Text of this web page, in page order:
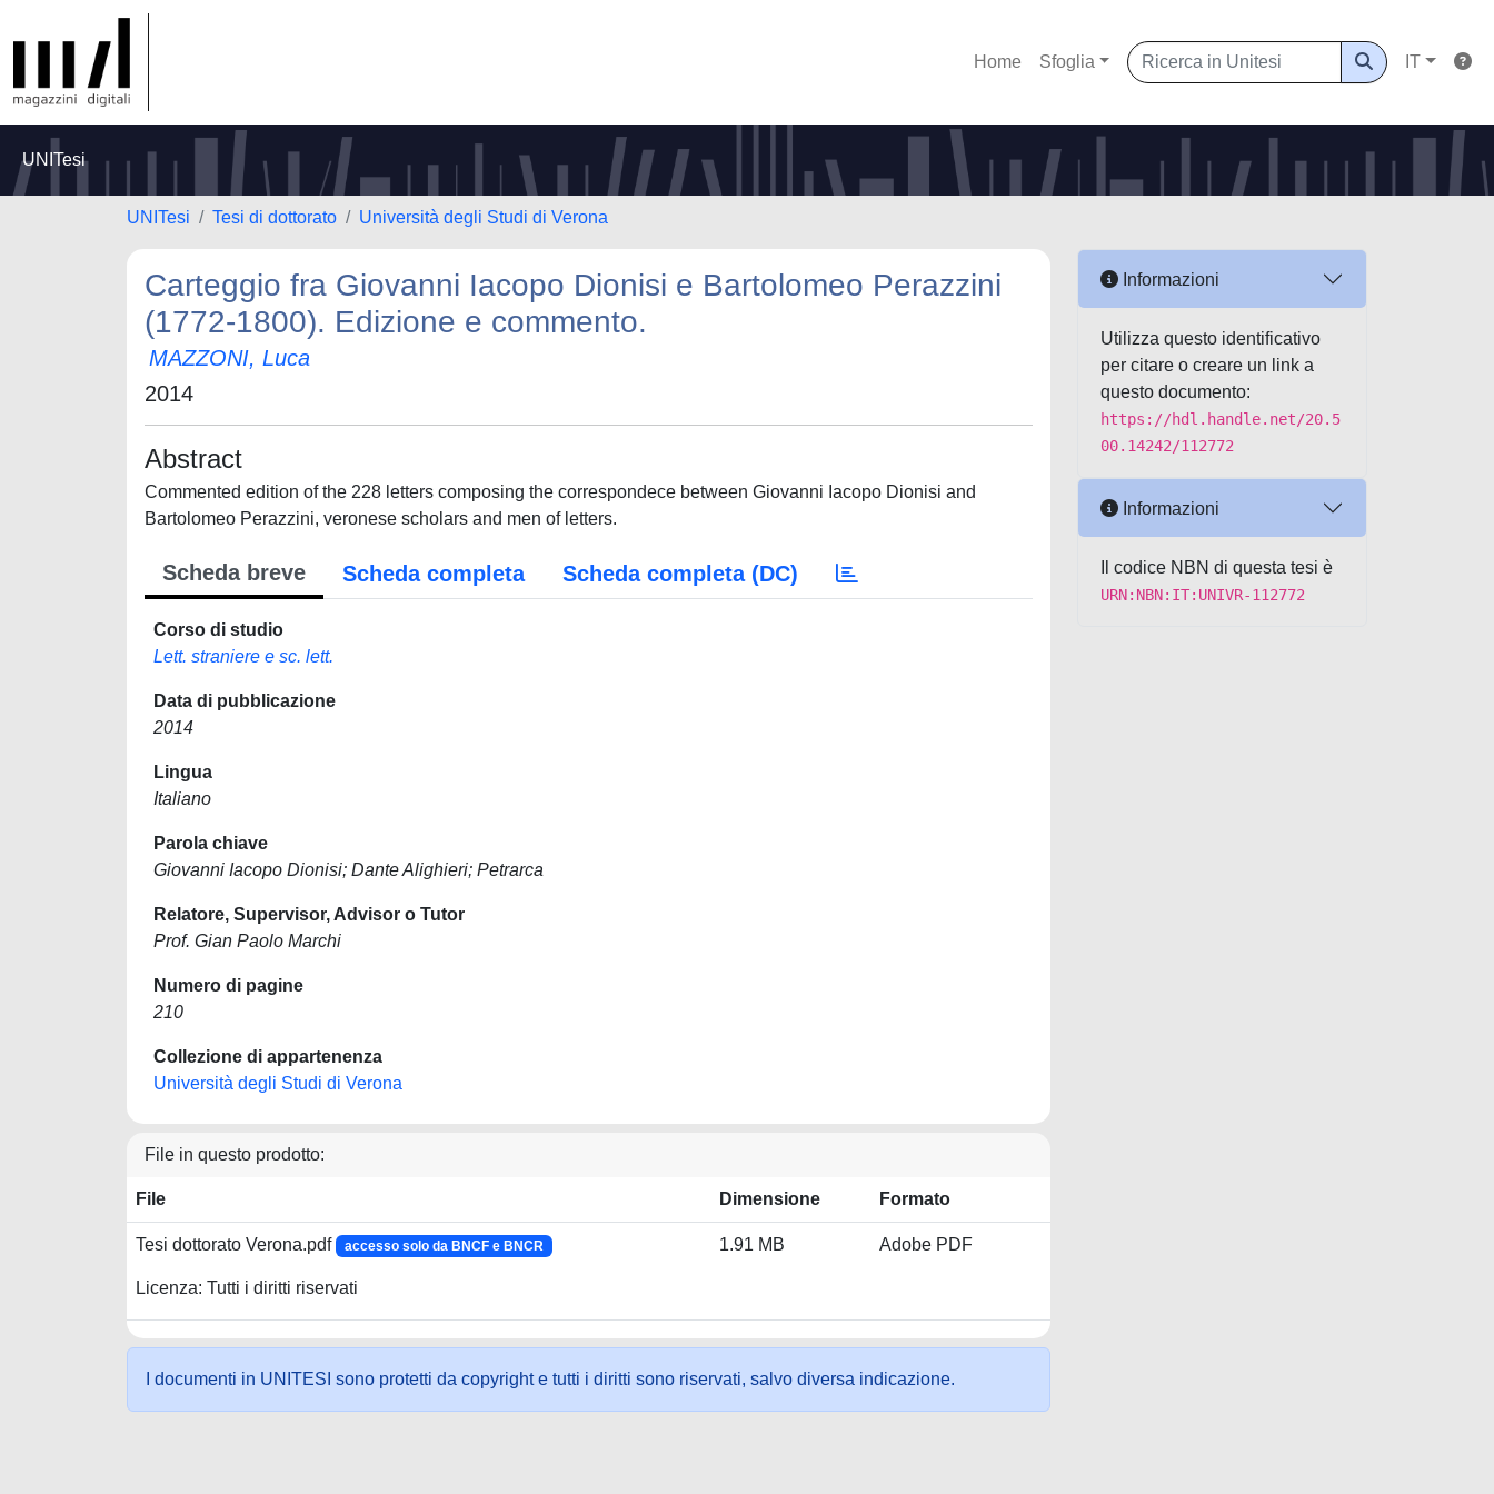
Home Sfoglia IT
UNITesi
UNITesi Tesi di dottorato Università degli Studi di Verona
Carteggio fra Giovanni Iacopo Dionisi e Bartolomeo Perazzini
(1772-1800). Edizione e commento.
MAZZONI, Luca
2014
Abstract
Commented edition of the 228 letters composing the correspondece between Giovanni Iacopo Dionisi and
Bartolomeo Perazzini, veronese scholars and men of letters.
Scheda breve Scheda completa Scheda completa (DC)
Corso di studio
Lett. straniere e sc. lett.
Data di pubblicazione
2014
Lingua
Italiano
Parola chiave
Giovanni Iacopo Dionisi; Dante Alighieri; Petrarca
Relatore, Supervisor, Advisor o Tutor
Prof. Gian Paolo Marchi
Numero di pagine
210
Collezione di appartenenza
Università degli Studi di Verona
File in questo prodotto:
File Dimensione Formato
Tesi dottorato Verona.pdf accesso solo da BNCF e BNCR
Licenza: Tutti i diritti riservati
1.91 MB Adobe PDF
I documenti in UNITESI sono protetti da copyright e tutti i diritti sono riservati, salvo diversa indicazione.
Informazioni
Utilizza questo identificativo
per citare o creare un link a
questo documento:
https://hdl.handle.net/20.5
00.14242/112772
Informazioni
Il codice NBN di questa tesi è
URN:NBN:IT:UNIVR-112772